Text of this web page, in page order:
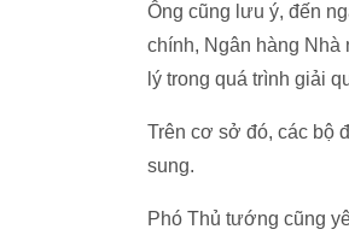
Ông cũng lưu ý, đến
chính, Ngân hàng
lý trong quá trình giải
Trên cơ sở đó, các bộ
sung.
Phó Thủ tướng cũng